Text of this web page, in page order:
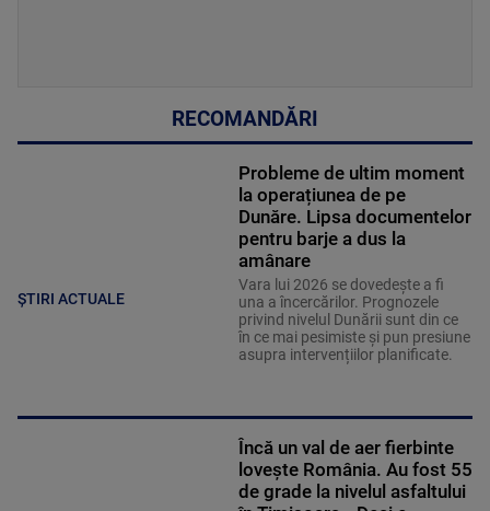
RECOMANDĂRI
ȘTIRI ACTUALE
Probleme de ultim moment
la operațiunea de pe
Dunăre. Lipsa documentelor
pentru barje a dus la
amânare
Vara lui 2026 se dovedește a fi
una a încercărilor. Prognozele
privind nivelul Dunării sunt din ce
în ce mai pesimiste și pun presiune
asupra intervențiilor planificate.
Încă un val de aer fierbinte
lovește România. Au fost 55
de grade la nivelul asfaltului